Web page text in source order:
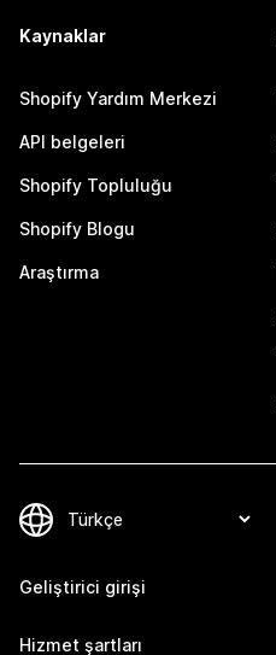
Kaynaklar
Shopify Yardım Merkezi
API belgeleri
Shopify Topluluğu
Shopify Blogu
Araştırma
Geliştirici girişi
Hizmet şartları